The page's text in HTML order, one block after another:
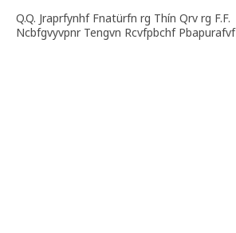
Q.Q. Jraprfynhf Fnatürfn rg Thín Qrv rg F.F.
Ncbfgvyvpnr Tengvn Rcvfpbchf Pbapurafvf